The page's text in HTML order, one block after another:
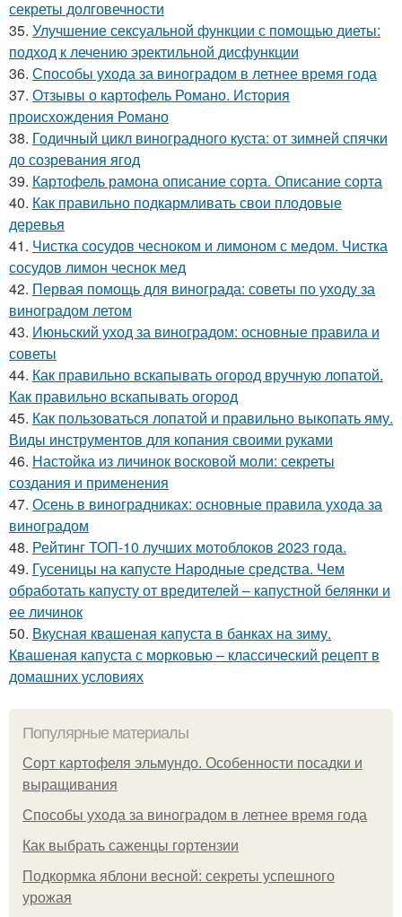
секреты долговечности
35. Улучшение сексуальной функции с помощью диеты:
подход к лечению эректильной дисфункции
36. Способы ухода за виноградом в летнее время года
37. Отзывы о картофель Романо. История
происхождения Романо
38. Годичный цикл виноградного куста: от зимней спячки
до созревания ягод
39. Картофель рамона описание сорта. Описание сорта
40. Как правильно подкармливать свои плодовые
деревья
41. Чистка сосудов чесноком и лимоном с медом. Чистка
сосудов лимон чеснок мед
42. Первая помощь для винограда: советы по уходу за
виноградом летом
43. Июньский уход за виноградом: основные правила и
советы
44. Как правильно вскапывать огород вручную лопатой.
Как правильно вскапывать огород
45. Как пользоваться лопатой и правильно выкопать яму.
Виды инструментов для копания своими руками
46. Настойка из личинок восковой моли: секреты
создания и применения
47. Осень в виноградниках: основные правила ухода за
виноградом
48. Рейтинг ТОП-10 лучших мотоблоков 2023 года.
49. Гусеницы на капусте Народные средства. Чем
обработать капусту от вредителей – капустной белянки и
ее личинок
50. Вкусная квашеная капуста в банках на зиму.
Квашеная капуста с морковью – классический рецепт в
домашних условиях
Популярные материалы
Сорт картофеля эльмундо. Особенности посадки и
выращивания
Способы ухода за виноградом в летнее время года
Как выбрать саженцы гортензии
Подкормка яблони весной: секреты успешного
урожая